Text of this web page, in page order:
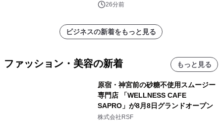
26分前
ビジネスの新着をもっと見る
ファッション・美容の新着 もっと見る
原宿・神宮前の砂糖不使用スムージー
専門店 「WELLNESS CAFE
SAPRO」が8月8日グランドオープン
株式会社RSF